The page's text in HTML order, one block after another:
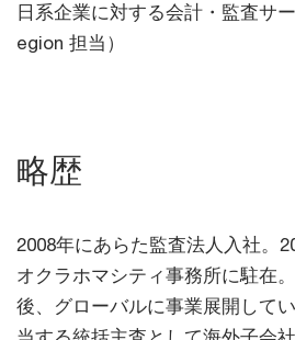
日系企業に対する会計・監査サ
egion 担当）
略歴
2008年にあらた監査法人入社。
オクラホマシティ事務所に駐在
後、グローバルに事業展開して